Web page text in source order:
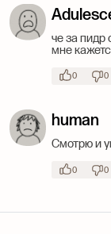
че за пидр
мне
0 0
human
Смотрю и
0 0